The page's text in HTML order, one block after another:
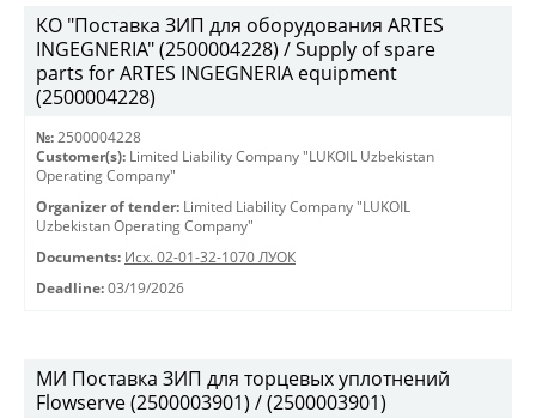
КО "Поставка ЗИП для оборудования ARTES
INGEGNERIA" (2500004228) / Supply of spare
parts for ARTES INGEGNERIA equipment
(2500004228)
№: 2500004228
Customer(s): Limited Liability Company "LUKOIL Uzbekistan
Operating Company"
Organizer of tender: Limited Liability Company "LUKOIL
Uzbekistan Operating Company"
Documents: Исх. 02-01-32-1070 ЛУОК
Deadline: 03/19/2026
МИ Поставка ЗИП для торцевых уплотнений
Flowserve (2500003901) / (2500003901)